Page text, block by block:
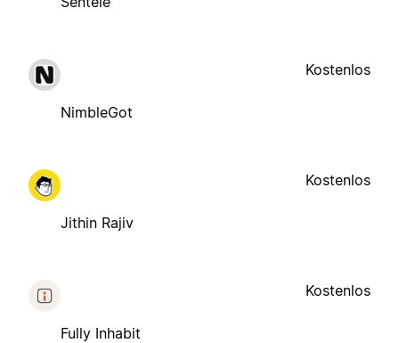
NimbleGot
Kostenlos
Jithin Rajiv
Kostenlos
Fully Inhabit
Kostenlos